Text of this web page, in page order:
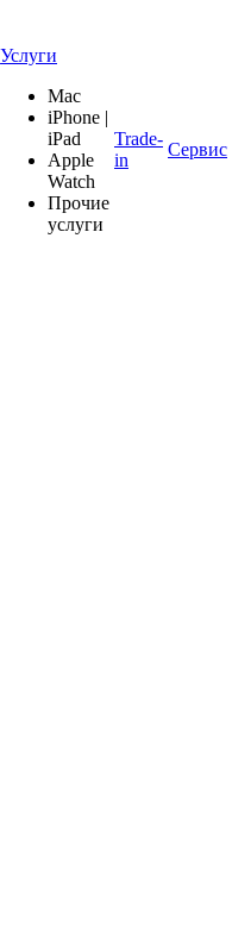
Услуги
Mac
iPhone |
iPad
Apple
Watch
Прочие
услуги
Trade-
in
Сервис